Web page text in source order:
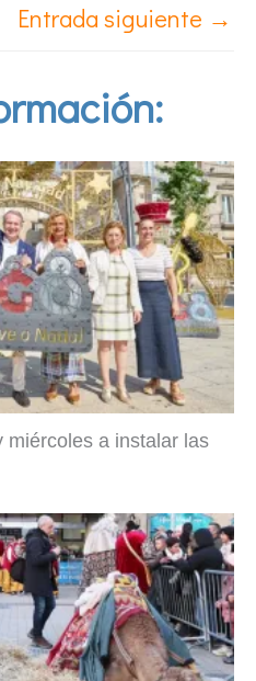
Entrada siguiente →
miércoles a instalar las